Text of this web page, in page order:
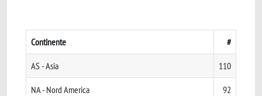
Continente #
AS - Asia 110
NA - Nord America 92